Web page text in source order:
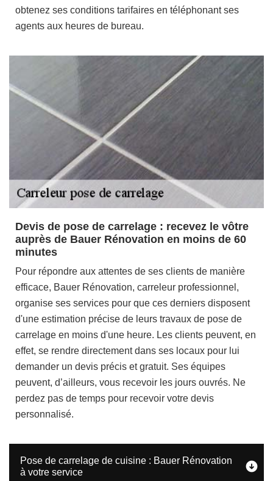
obtenez ses conditions tarifaires en téléphonant ses
agents aux heures de bureau.
Devis de pose de carrelage : recevez le vôtre
auprès de Bauer Rénovation en moins de 60
minutes
Pour répondre aux attentes de ses clients de manière
efficace, Bauer Rénovation, carreleur professionnel,
organise ses services pour que ces derniers disposent
d'une estimation précise de leurs travaux de pose de
carrelage en moins d'une heure. Les clients peuvent, en
effet, se rendre directement dans ses locaux pour lui
demander un devis précis et gratuit. Ses équipes
peuvent, d’ailleurs, vous recevoir les jours ouvrés. Ne
perdez pas de temps pour recevoir votre devis
personnalisé.
Pose de carrelage de cuisine : Bauer Rénovation
à votre service